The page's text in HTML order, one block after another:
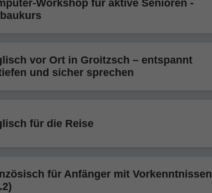
Workshop für aktive Senioren -
vor Ort in Groitzsch – entspannt
und sicher sprechen
für die Reise
für Anfänger mit Vorkenntnissen